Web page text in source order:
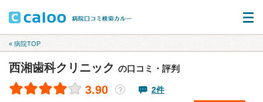
« 病院TOP
西湘歯科クリニック の口コミ・評判
3.90 ？ 2件